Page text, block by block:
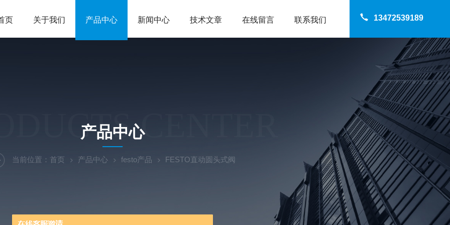
13472539189
页 关于我们 产品中心 新闻中心 技术文章 在线留言 联系我们
CENTER
产品中心
当前位置： 首页 产品中心 festo产品 FESTO直动圆头式阀